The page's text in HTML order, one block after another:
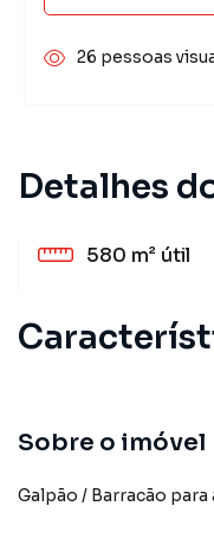
Detalhes
580 m² útil
Sobre o imóvel
Galpão / Barracão para
26 pessoas